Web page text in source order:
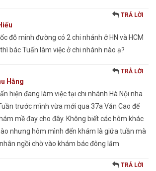
TRẢ LỜI
đỗ minh đường có 2 chi nhánh ở HN và HCM
bác Tuấn làm việc ở chi nhánh nào ạ?
Hằng
TRẢ LỜI
hiện đang làm việc tại chi nhánh Hà Nội nha
trước mình vừa mới qua 37a Văn Cao để
mề đay cho đây. Không biết các hôm khác
nhưng hôm mình đến khám là giữa tuần mà
ngồi chờ vào khám bác đông lắm
TRẢ LỜI